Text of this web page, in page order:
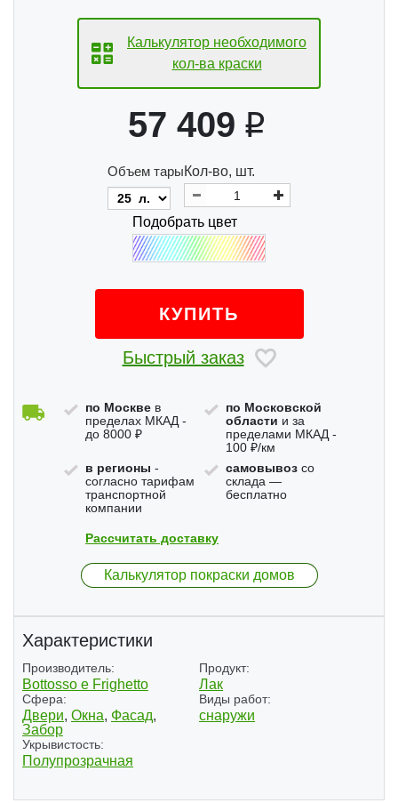
Калькулятор необходимого
кол-ва краски
57 409
Объем тарыКол-во, шт.
Подобрать цвет
КУПИТЬ
Быстрый заказ
по Москве в
пределах МКАД -
до 8000 ₽
по Московской
области и за
пределами МКАД -
100 ₽/км
в регионы -
согласно тарифам
транспортной
компании
самовывозсо
склада —
бесплатно
Рассчитать доставку
Калькулятор покраски домов
Характеристики
Производитель:
Bottosso e Frighetto
Продукт:
Лак
Сфера:
Двери, Окна, Фасад,
Забор
Виды работ:
снаружи
Укрывистость:
Полупрозрачная